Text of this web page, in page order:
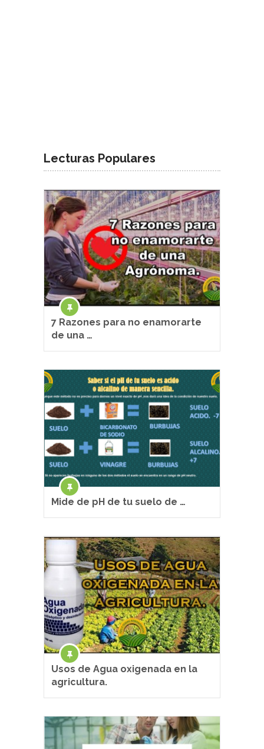
Lecturas Populares
7 Razones para no enamorarte
de una …
Mide de pH de tu suelo de …
Usos de Agua oxigenada en la
agricultura.